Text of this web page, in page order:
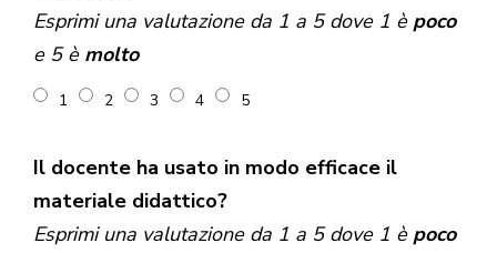
Esprimi una valutazione da 1 a 5 dove 1 è poco
e 5 è molto
1 2 3 4 5
Il docente ha usato in modo efficace il
materiale didattico?
Esprimi una valutazione da 1 a 5 dove 1 è poco